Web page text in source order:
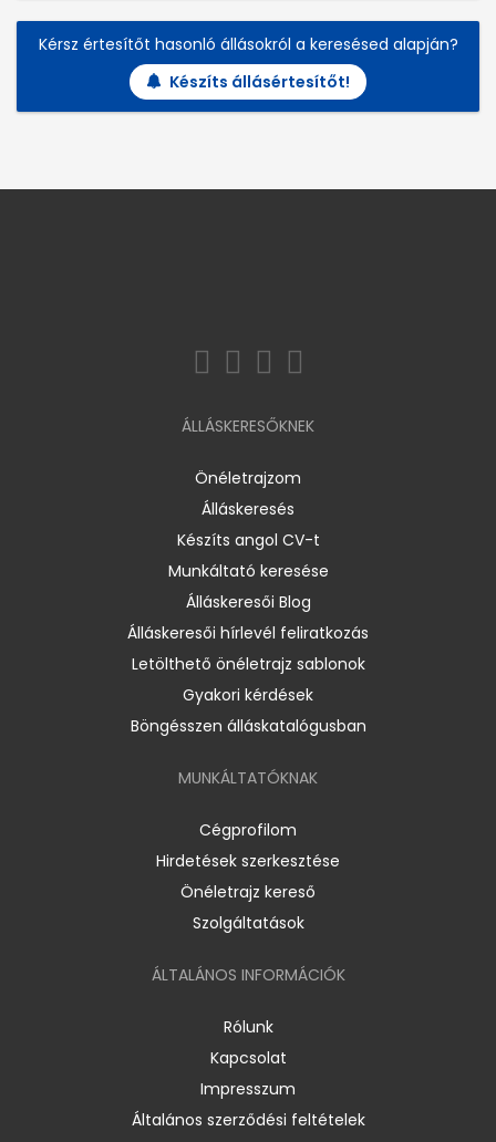
Kérsz értesítőt hasonló állásokról a keresésed alapján?
Készíts állásértesítőt!
ÁLLÁSKERESŐKNEK
Önéletrajzom
Álláskeresés
Készíts angol CV-t
Munkáltató keresése
Álláskeresői Blog
Álláskeresői hírlevél feliratkozás
Letölthető önéletrajz sablonok
Gyakori kérdések
Böngésszen álláskatalógusban
MUNKÁLTATÓKNAK
Cégprofilom
Hirdetések szerkesztése
Önéletrajz kereső
Szolgáltatások
ÁLTALÁNOS INFORMÁCIÓK
Rólunk
Kapcsolat
Impresszum
Általános szerződési feltételek